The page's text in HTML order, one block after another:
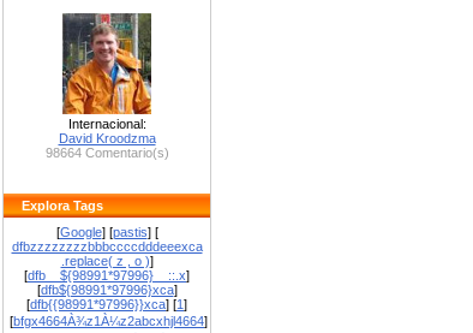
Internacional:
David Kroodzma
98664 Comentario(s)
Explora Tags
[Google] [pastis] [
dfbzzzzzzzzbbbccccdddeeexca
.replace( z , o )]
[dfb__${98991*97996}__::.x]
[dfb${98991*97996}xca]
[dfb{{98991*97996}}xca] [1]
[bfgx4664À¾z1À¼z2abcxhjl4664]